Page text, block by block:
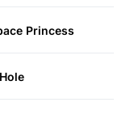
Princess